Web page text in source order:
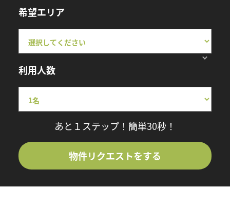
希望エリア
利用人数
あと１ステップ！簡単30秒！
物件リクエストをする